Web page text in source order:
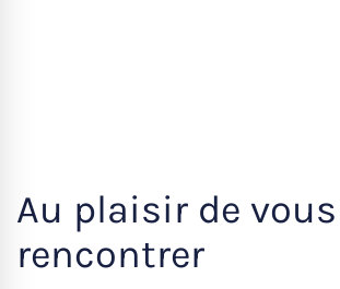
Au plaisir de vous
rencontrer